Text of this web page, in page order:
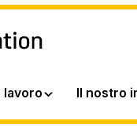
lavoro Il nostro